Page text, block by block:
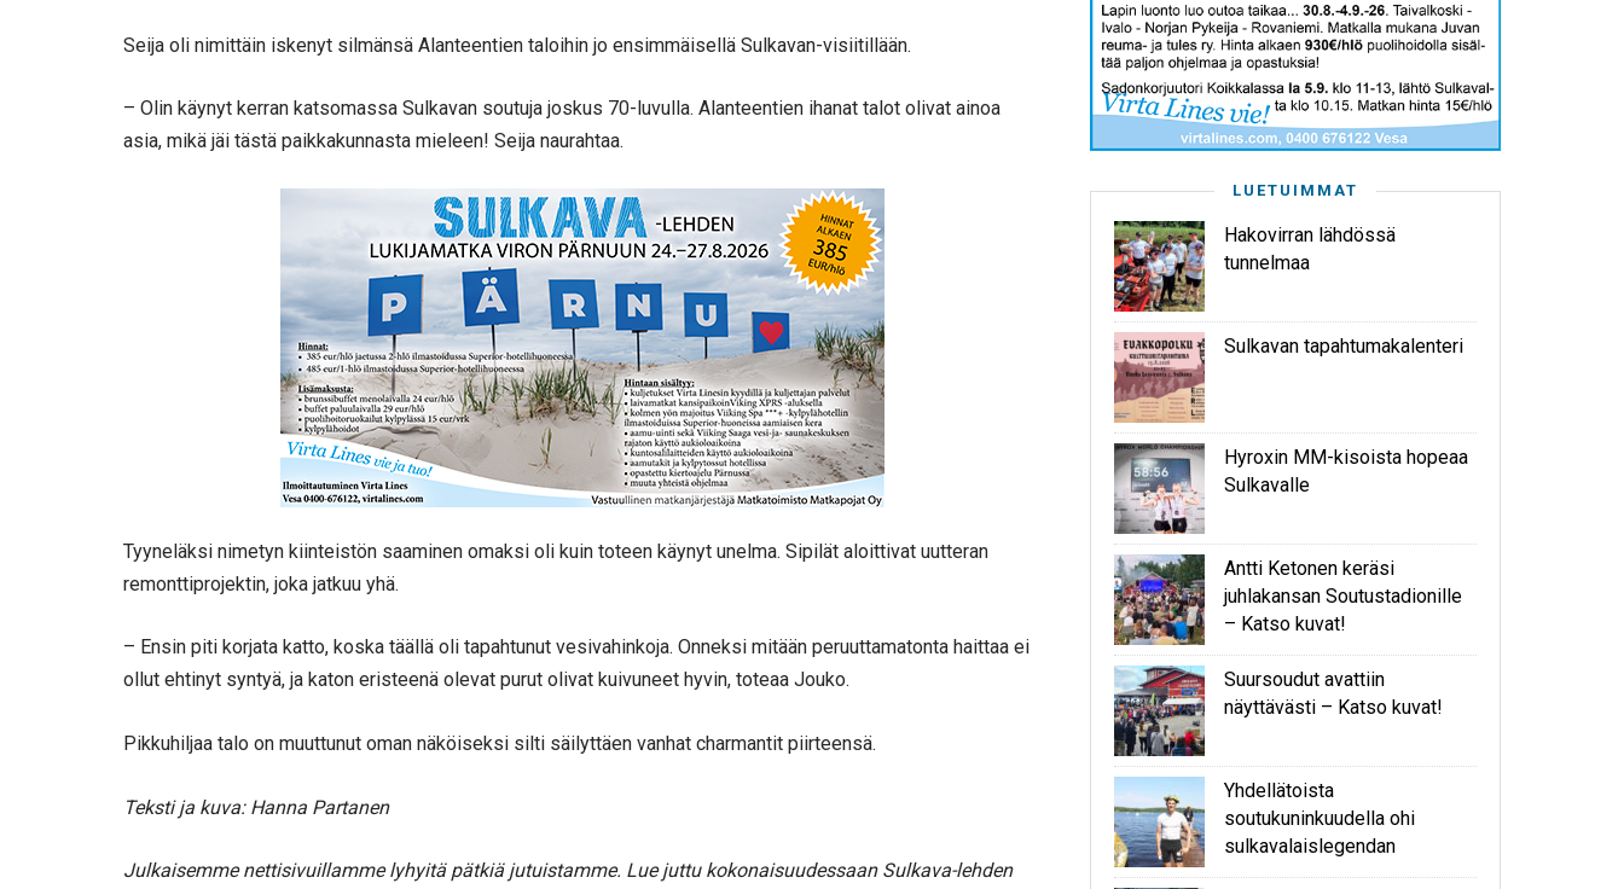
Seija oli nimittäin iskenyt silmänsä Alanteentien taloihin jo ensimmäisellä Sulkavan-visiitillään.
– Olin käynyt kerran katsomassa Sulkavan soutuja joskus 70-luvulla. Alanteentien ihanat talot olivat ainoa
asia, mikä jäi tästä paikkakunnasta mieleen! Seija naurahtaa.
Tyyneläksi nimetyn kiinteistön saaminen omaksi oli kuin toteen käynyt unelma. Sipilät aloittivat uutteran
remonttiprojektin, joka jatkuu yhä.
– Ensin piti korjata katto, koska täällä oli tapahtunut vesivahinkoja. Onneksi mitään peruuttamatonta haittaa ei
ollut ehtinyt syntyä, ja katon eristeenä olevat purut olivat kuivuneet hyvin, toteaa Jouko.
Pikkuhiljaa talo on muuttunut oman näköiseksi silti säilyttäen vanhat charmantit piirteensä.
Teksti ja kuva: Hanna Partanen
Julkaisemme nettisivuillamme lyhyitä pätkiä jutuistamme. Lue juttu kokonaisuudessaan Sulkava-lehden
LUETUIMMAT
Hakovirran lähdössä
tunnelmaa
Sulkavan tapahtumakalenteri
Hyroxin MM-kisoista hopeaa
Sulkavalle
Antti Ketonen keräsi
juhlakansan Soutustadionille
– Katso kuvat!
Suursoudut avattiin
näyttävästi – Katso kuvat!
Yhdellätoista
soutukuninkuudella ohi
sulkavalaislegendan